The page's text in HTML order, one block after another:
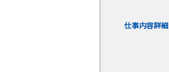
仕事内容詳細